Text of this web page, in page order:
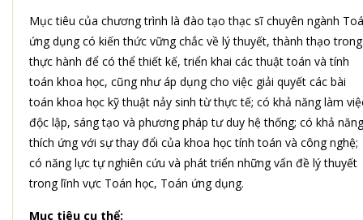
Mục tiêu của chương trình là đào tạo thạc sĩ chuyên ngành
ứng dụng có kiến thức vững chắc về lý thuyết, thành thạo trong
thực hành để có thể thiết kế, triển khai các thuật toán và tính
toán khoa học, cũng như áp dụng cho việc giải quyết các bài
toán khoa học kỹ thuật nảy sinh từ thực tế; có khả năng làm
độc lập, sáng tạo và phương pháp tư duy hệ thống; có khả năng
thích ứng với sự thay đổi của khoa học tính toán và công nghệ;
có năng lực tự nghiên cứu và phát triển những vấn đề lý thuyết
trong lĩnh vực Toán học, Toán ứng dụng.
Mục tiêu cụ thể: